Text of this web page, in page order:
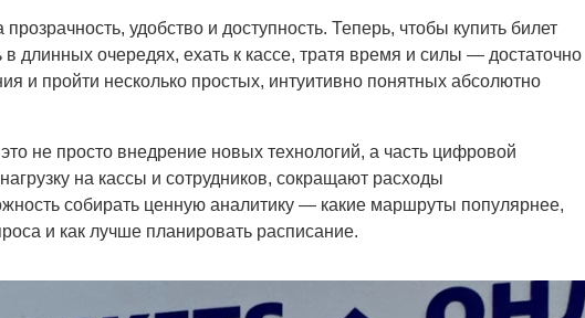
удобство и доступность. Теперь, чтобы купить билет
длинных очередях, ехать к кассе, тратя время и силы — достаточно
и пройти несколько простых, интуитивно понятных абсолютно
не просто внедрение новых технологий, а часть цифровой
на кассы и сотрудников, сокращают расходы
собирать ценную аналитику — какие маршруты популярнее,
и как лучше планировать расписание.